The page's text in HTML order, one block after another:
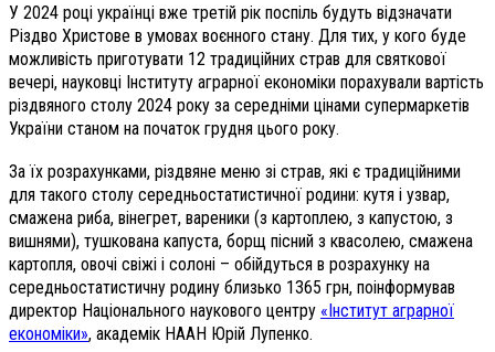
У 2024 році українці вже третій рік поспіль будуть відзначати
Різдво Христове в умовах воєнного стану. Для тих, у кого буде
можливість приготувати 12 традиційних страв для святкової
вечері, науковці Інституту аграрної економіки порахували вартість
різдвяного столу 2024 року за середніми цінами супермаркетів
України станом на початок грудня цього року.
За їх розрахунками, різдвяне меню зі страв, які є традиційними
для такого столу середньостатистичної родини: кутя і узвар,
смажена риба, вінегрет, вареники (з картоплею, з капустою, з
вишнями), тушкована капуста, борщ пісний з квасолею, смажена
картопля, овочі свіжі і солоні – обійдуться в розрахунку на
середньостатистичну родину близько 1365 грн, поінформував
директор Національного наукового центру «Інститут аграрної
економіки», академік НААН Юрій Лупенко.